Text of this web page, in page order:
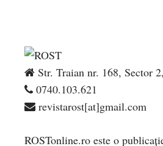
Str. Traian nr. 168, Sector
0740.103.621
revistarost[at]gmail.com
ROSTonline.ro este o